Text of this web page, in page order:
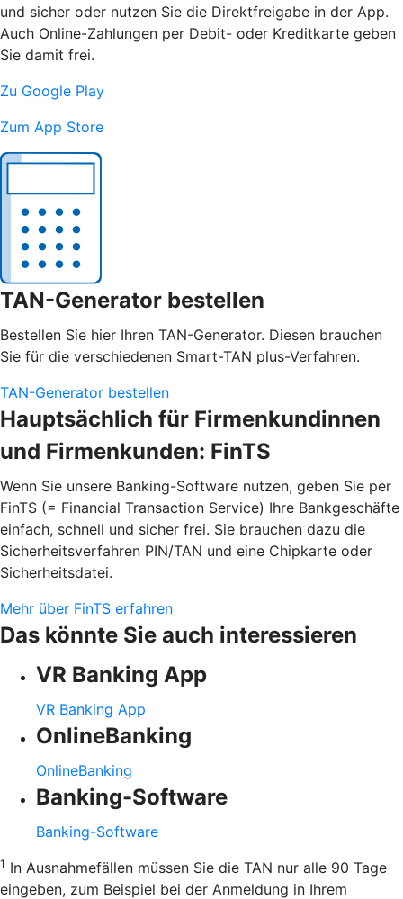
und sicher oder nutzen Sie die Direktfreigabe in der App.
Auch Online-Zahlungen per Debit- oder Kreditkarte geben
Sie damit frei.
Zu Google Play
Zum App Store
TAN-Generator bestellen
Bestellen Sie hier Ihren TAN-Generator. Diesen brauchen
Sie für die verschiedenen Smart-TAN plus-Verfahren.
TAN-Generator bestellen
Hauptsächlich für Firmenkundinnen
und Firmenkunden: FinTS
Wenn Sie unsere Banking-Software nutzen, geben Sie per
FinTS (= Financial Transaction Service) Ihre Bankgeschäfte
einfach, schnell und sicher frei. Sie brauchen dazu die
Sicherheitsverfahren PIN/TAN und eine Chipkarte oder
Sicherheitsdatei.
Mehr über FinTS erfahren
Das könnte Sie auch interessieren
VR Banking App
VR Banking App
OnlineBanking
OnlineBanking
Banking-Software
Banking-Software
1 In Ausnahmefällen müssen Sie die TAN nur alle 90 Tage
eingeben, zum Beispiel bei der Anmeldung in Ihrem